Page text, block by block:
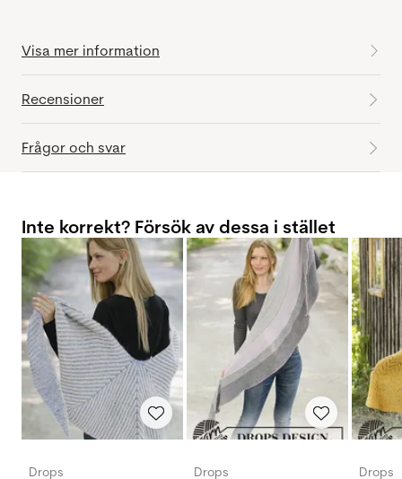
Visa mer information
Recensioner
Frågor och svar
Inte korrekt? Försök av dessa i stället
Drops
Drops
Drops